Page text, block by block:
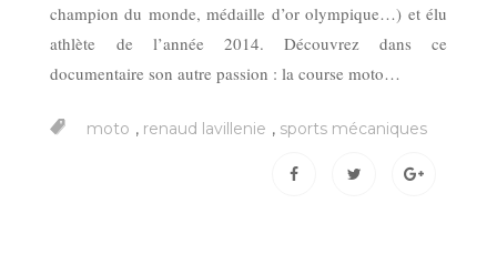
champion du monde, médaille d’or olympique…) et élu
athlète de l’année 2014. Découvrez dans ce
documentaire son autre passion : la course moto…
moto , renaud lavillenie , sports mécaniques